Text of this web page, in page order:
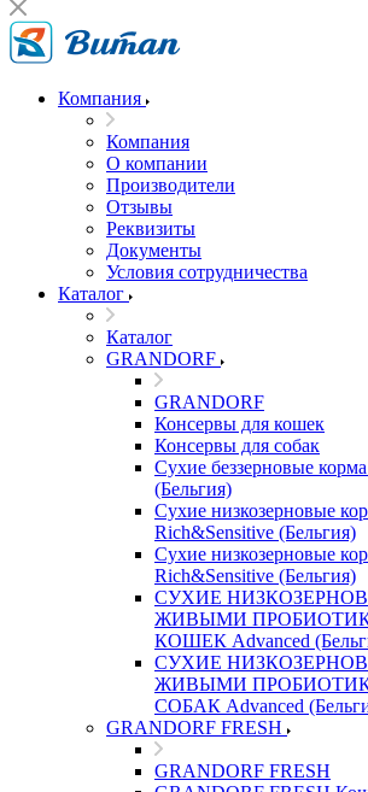
Компания
Компания
О компании
Производители
Отзывы
Реквизиты
Документы
Условия сотрудничества
Каталог
Каталог
GRANDORF
GRANDORF
Консервы для кошек
Консервы для собак
Сухие беззерновые
(Бельгия)
Сухие низкозерновые
Rich&Sensitive (Бельгия)
Сухие низкозерновые
Rich&Sensitive (Бельгия)
СУХИЕ
ЖИВЫМИ
КОШЕК Advanced
СУХИЕ
ЖИВЫМИ
СОБАК Advanced
GRANDORF FRESH
GRANDORF FRESH